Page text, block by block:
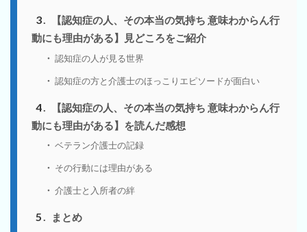
3
【認知症の人、その本当の気持ち 意味わからん行
動にも理由がある】見どころをご紹介
認知症の人が見る世界
認知症の方と介護士のほっこりエピソードが面白い
4
【認知症の人、その本当の気持ち 意味わからん行
動にも理由がある】を読んだ感想
ベテラン介護士の記録
その行動には理由がある
介護士と入所者の絆
5 まとめ